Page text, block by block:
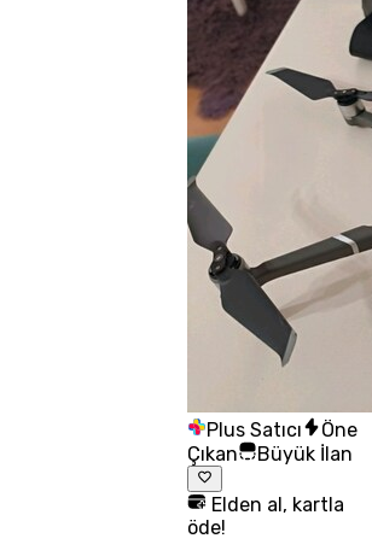
Plus Satıcı
Öne
Çıkan
Büyük İlan
Elden al, kartla
öde!